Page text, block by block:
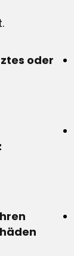
oder